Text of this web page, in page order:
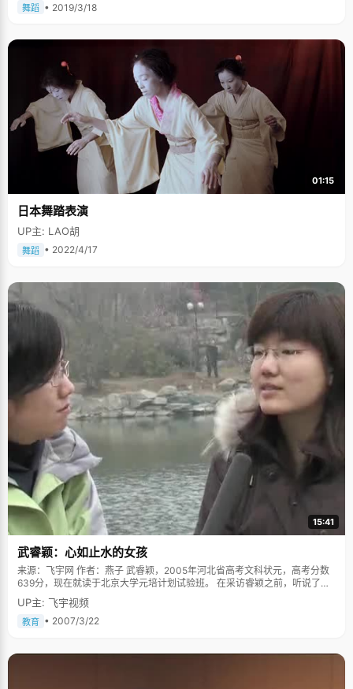
舞蹈 • 2019/3/18
01:15
日本舞踏表演
UP主: LAO胡
舞蹈 • 2022/4/17
15:41
武睿颖：心如止水的女孩
来源：飞宇网 作者：燕子 武睿颖，2005年河北省高考文科状元，高考分数
639分，现在就读于北京大学元培计划试验班。 在采访睿颖之前，听说了她
出身于一个单亲家庭，七岁的时候爸爸因为车祸去世了，所以一路上我们都
很小心的问话，怕碰到她的伤疤。不过在面对这个话题的时候，睿颖显得比
我们要自然得多，她轻抿了一下嘴唇，用平静得让人心安的口吻说，"那时候
妈和姐姐，她们的爱让我在以后的学习生活中健康的成长。" 懂事节俭的女孩
UP主: 飞宇视频
教育 • 2007/3/22